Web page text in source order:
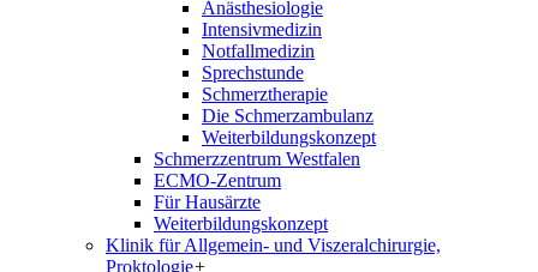
Anästhesiologie
Intensivmedizin
Notfallmedizin
Sprechstunde
Schmerztherapie
Die Schmerzambulanz
Weiterbildungskonzept
Schmerzzentrum Westfalen
ECMO-Zentrum
Für Hausärzte
Weiterbildungskonzept
Klinik für Allgemein- und Viszeralchirurgie,
Proktologie+